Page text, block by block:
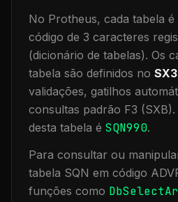
No Protheus, cada tabela
código de 3 caracteres
(dicionário de tabelas). Os
tabela são definidos no SX3
validações, gatilhos
consultas padrão F3 (SXB).
desta tabela é SQN990.
Para consultar ou
tabela SQN em código
funções como